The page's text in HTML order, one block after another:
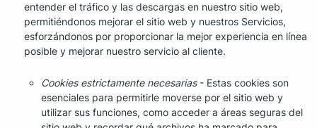
entender el tráfico y las descargas en nuestro sitio web,
permitiéndonos mejorar el sitio web y nuestros Servicios,
esforzándonos por proporcionar la mejor experiencia en línea
posible y mejorar nuestro servicio al cliente.
Cookies estrictamente necesarias- Estas cookies son
esenciales para permitirle moverse por el sitio web y
utilizar sus funciones, como acceder a áreas seguras del